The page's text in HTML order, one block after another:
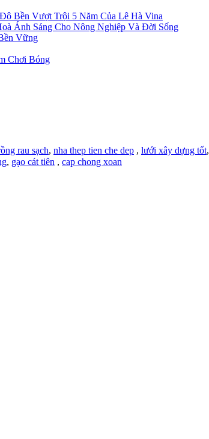
Bền Vượt Trội 5 Năm Của Lê Hà Vina
Ánh Sáng Cho Nông Nghiệp Và Đời Sống
Vững
Chơi Bóng
rau sạch, nha thep tien che dep , lưới xây dựng tốt,
, gạo cát tiên , cap chong xoan